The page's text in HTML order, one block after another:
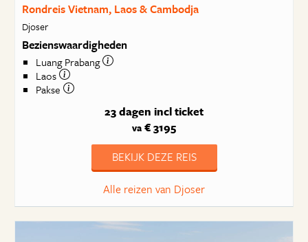
Rondreis Vietnam, Laos & Cambodja
Djoser
Bezienswaardigheden
Luang Prabang
Laos
Pakse
23 dagen incl ticket
va € 3195
BEKIJK DEZE REIS
Alle reizen van Djoser